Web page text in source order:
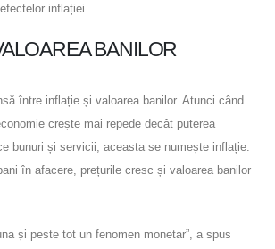
inflației.
BANILOR
între inflație și valoarea banilor. Atunci când
crește mai repede decât puterea
bunuri și servicii, aceasta se numește inflație.
în afacere, prețurile cresc și valoarea banilor
și peste tot un fenomen monetar”, a spus